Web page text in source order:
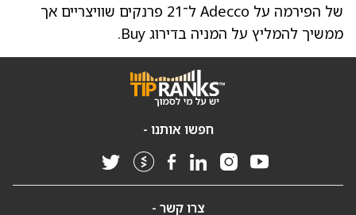
של הפירמה על Adecco ל־21 פרנקים שוויצריים אך
ממשיך להמליץ על המניה בדירוג Buy.
חפשו אותנו -
צרו קשר -